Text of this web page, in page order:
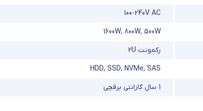
100-240V AC
500W
,
800W
,
1600W
رکمونت 2U
SAS
,
NVMe
,
SSD
,
HDD
1 سال گارانتی برقچی